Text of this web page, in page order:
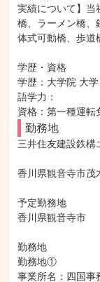
実績について】当
橋、ラーメン橋、
体式可動橋、歩道
学歴・資格
学歴：大学院 大
語学力：
資格：第一種運転
勤務地
三井住友建設鉄構
香川県観音寺市茂
予定勤務地
香川県観音寺市
勤務地
勤務地①
事業所名：四国事